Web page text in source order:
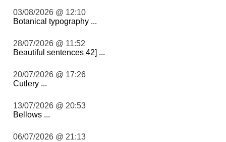
03/08/2026 @ 12:10
Botanical typography ...
28/07/2026 @ 11:52
Beautiful sentences 42] ...
20/07/2026 @ 17:26
Cutlery ...
13/07/2026 @ 20:53
Bellows ...
06/07/2026 @ 21:13